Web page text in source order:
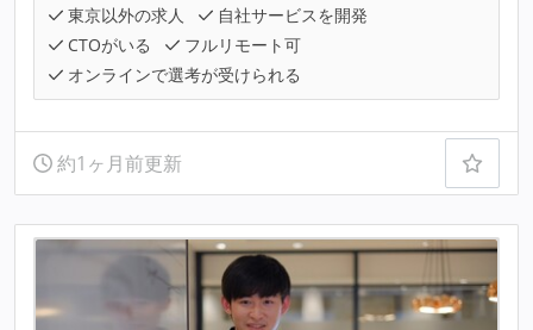
東京以外の求人
自社サービスを開発
CTOがいる
フルリモート可
オンラインで選考が受けられる
約1ヶ月前更新